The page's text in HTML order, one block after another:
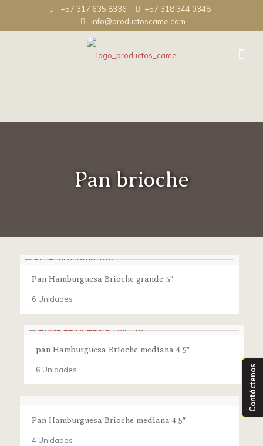
Contáctenos
+57 317 635 8336
+57 318 344 0348
info@productoscame.com
Pan brioche
Pan Hamburguesa Brioche grande 5″
6 Unidades
pan Hamburguesa Brioche mediana 4.5″
6 Unidades
Pan Hamburguesa Brioche mediana 4.5″
4 Unidades